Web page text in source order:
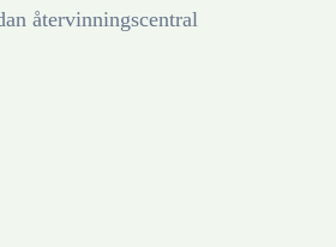
återvinningscentral